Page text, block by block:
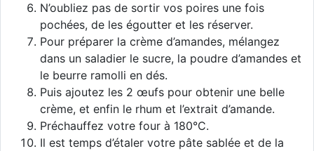
N’oubliez pas de sortir vos poires une fois
pochées, de les égoutter et les réserver.
Pour préparer la crème d’amandes, mélangez
dans un saladier le sucre, la poudre d’amandes et
le beurre ramolli en dés.
Puis ajoutez les 2 œufs pour obtenir une belle
crème, et enfin le rhum et l’extrait d’amande.
Préchauffez votre four à 180°C.
Il est temps d’étaler votre pâte sablée et de la